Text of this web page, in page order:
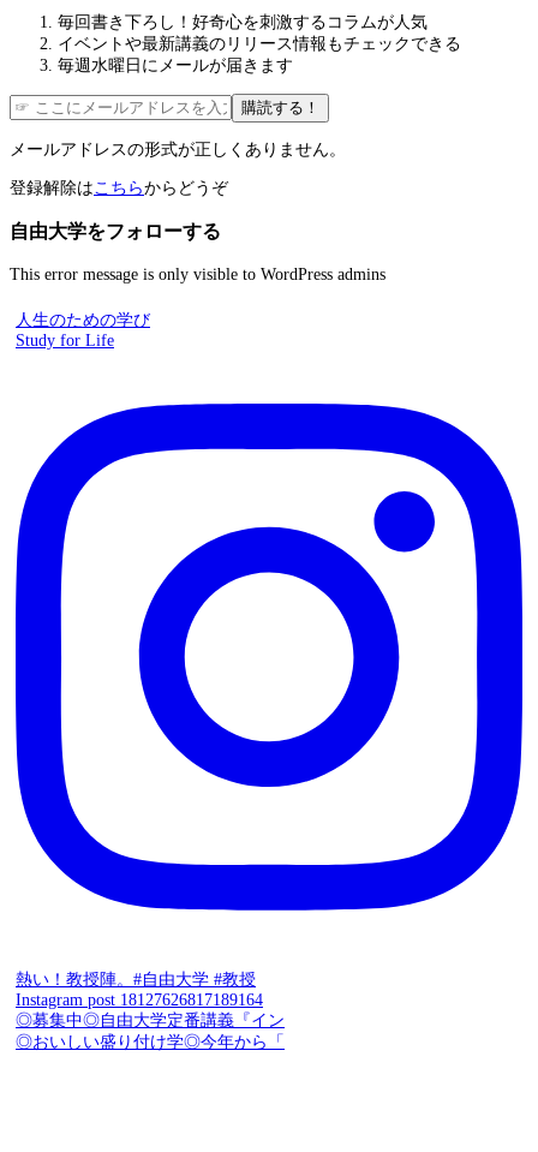
毎回書き下ろし！好奇心を刺激するコラムが人気
イベントや最新講義のリリース情報もチェックできる
毎週水曜日にメールが届きます
購読する！
メールアドレスの形式が正しくありません。
登録解除はこちらからどうぞ
自由大学をフォローする
This error message is only visible to WordPress admins
人生のための学び
Study for Life
熱い！教授陣。#自由大学 #教授
Instagram post 18127626817189164
◎募集中◎自由大学定番講義『イン
◎おいしい盛り付け学◎今年から「